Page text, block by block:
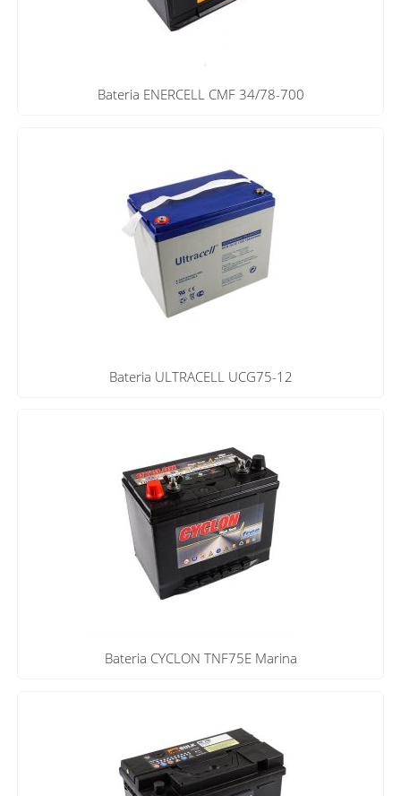
Bateria ENERCELL CMF 34/78-700
Bateria ULTRACELL UCG75-12
Bateria CYCLON TNF75E Marina